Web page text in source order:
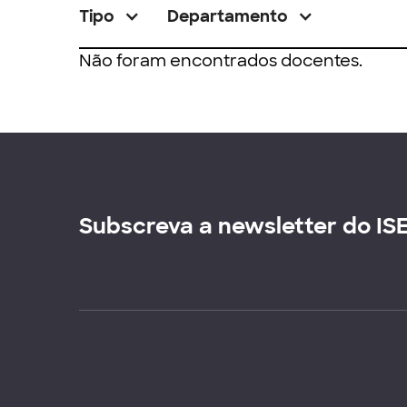
Tipo Departamento
Não foram encontrados docentes.
Subscreva a newsletter do